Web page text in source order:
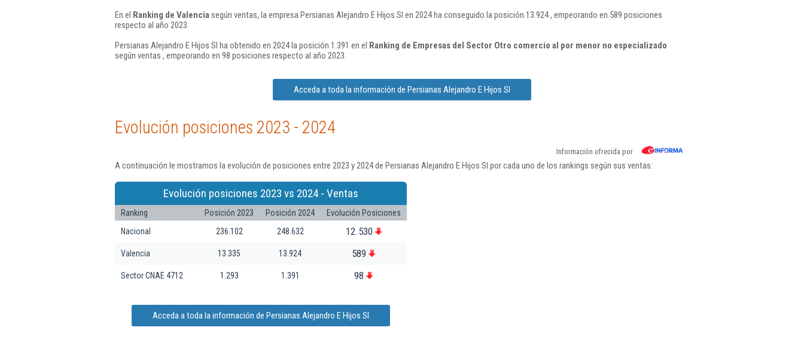
En el Ranking de Valencia según ventas, la empresa Persianas Alejandro E Hijos Sl en 2024 ha conseguido la posición 13.924 , empeorando en 589 posiciones
respecto al año 2023.
Persianas Alejandro E Hijos Sl ha obtenido en 2024 la posición 1.391 en el Ranking de Empresas del Sector Otro comercio al por menor no especializado
según ventas , empeorando en 98 posiciones respecto al año 2023.
Acceda a toda la información de Persianas Alejandro E Hijos Sl
Evolución posiciones 2023 - 2024
Información ofrecida por
A continuación le mostramos la evolución de posiciones entre 2023 y 2024 de Persianas Alejandro E Hijos Sl por cada uno de los rankings según sus ventas:
Evolución posiciones 2023 vs 2024 - Ventas
Ranking Posición 2023 Posición 2024
Evolución Posiciones
Nacional
236.102 248.632 12.530
Valencia 13.335 13.924 589
Sector CNAE 4712 1.293 1.391 98
Acceda a toda la información de Persianas Alejandro E Hijos Sl